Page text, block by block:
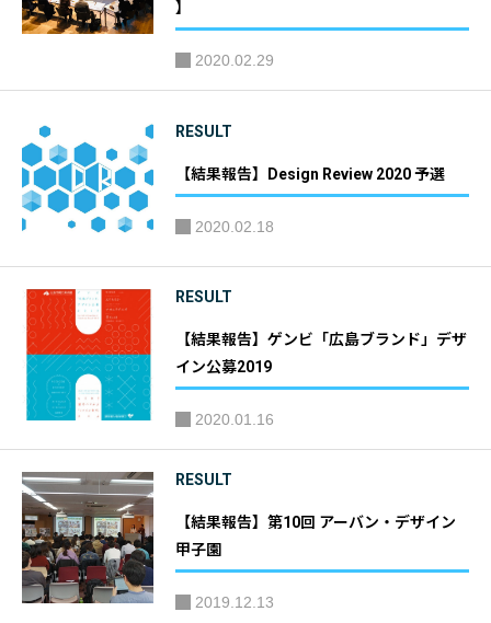
】
2020.02.29
RESULT
【結果報告】Design Review 2020 予選
2020.02.18
RESULT
【結果報告】ゲンビ「広島ブランド」デザ
イン公募2019
2020.01.16
RESULT
【結果報告】第10回 アーバン・デザイン
甲子園
2019.12.13